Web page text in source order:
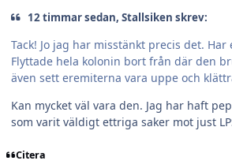
12 timmar sedan, Stallsiken skrev:
Tack! Jo jag har misstänkt precis det.
Flyttade hela kolonin bort från där den
även sett eremiterna vara uppe och
Kan mycket väl vara den. Jag har haft
som varit väldigt ettriga saker mot just
Citera